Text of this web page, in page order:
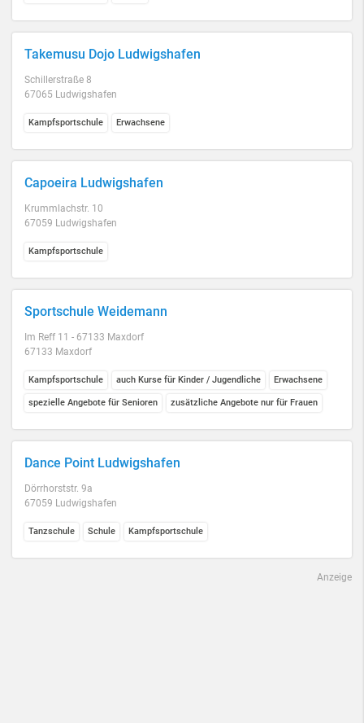
Takemusu Dojo Ludwigshafen
Schillerstraße 8
67065 Ludwigshafen
Kampfsportschule Erwachsene
Capoeira Ludwigshafen
Krummlachstr. 10
67059 Ludwigshafen
Kampfsportschule
Sportschule Weidemann
Im Reff 11 - 67133 Maxdorf
67133 Maxdorf
Kampfsportschule auch Kurse für Kinder / Jugendliche Erwachsene
spezielle Angebote für Senioren zusätzliche Angebote nur für Frauen
Dance Point Ludwigshafen
Dörrhorststr. 9a
67059 Ludwigshafen
Tanzschule Schule Kampfsportschule
Anzeige